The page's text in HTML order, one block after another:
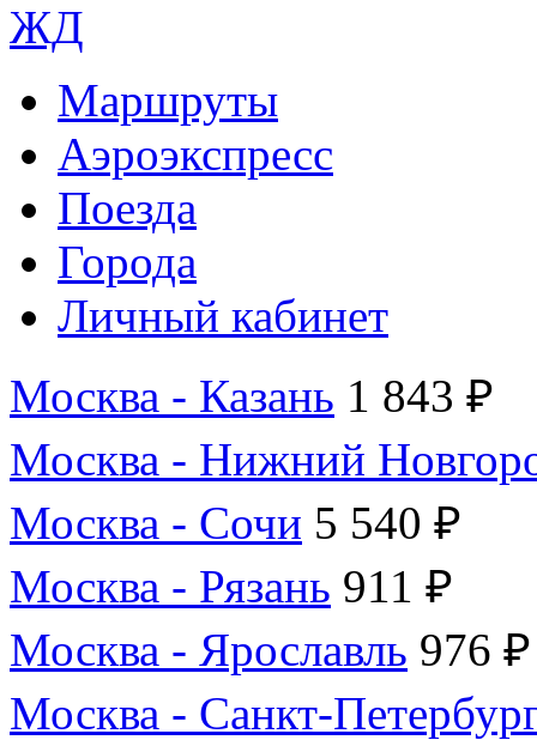
ЖД
Маршруты
Аэроэкспресс
Поезда
Города
Личный кабинет
Москва - Казань 1 843 ₽
Москва - Нижний
Москва - Сочи 5 540 ₽
Москва - Рязань 911 ₽
Москва - Ярославль 976 ₽
Москва - Санкт-